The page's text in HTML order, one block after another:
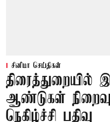
சினிமா செய்திகள்
திரைத்துறையில்
ஆண்டுகள்
நெகிழ்ச்சி பதிவு